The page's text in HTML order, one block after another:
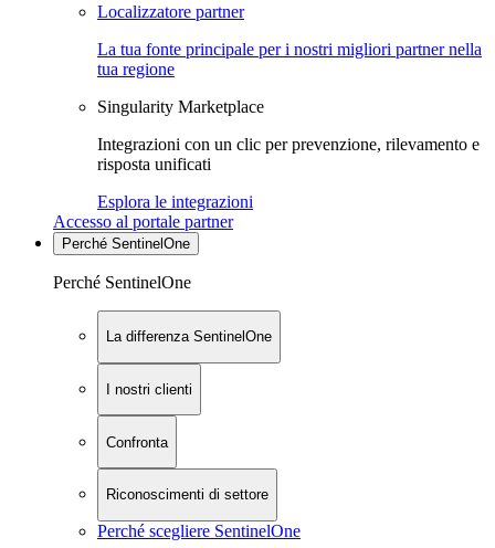
Localizzatore partner
La tua fonte principale per i nostri migliori partner nella
tua regione
Singularity Marketplace
Integrazioni con un clic per prevenzione, rilevamento e
risposta unificati
Esplora le integrazioni
Accesso al portale partner
Perché SentinelOne
Perché SentinelOne
La differenza SentinelOne
I nostri clienti
Confronta
Riconoscimenti di settore
Perché scegliere SentinelOne